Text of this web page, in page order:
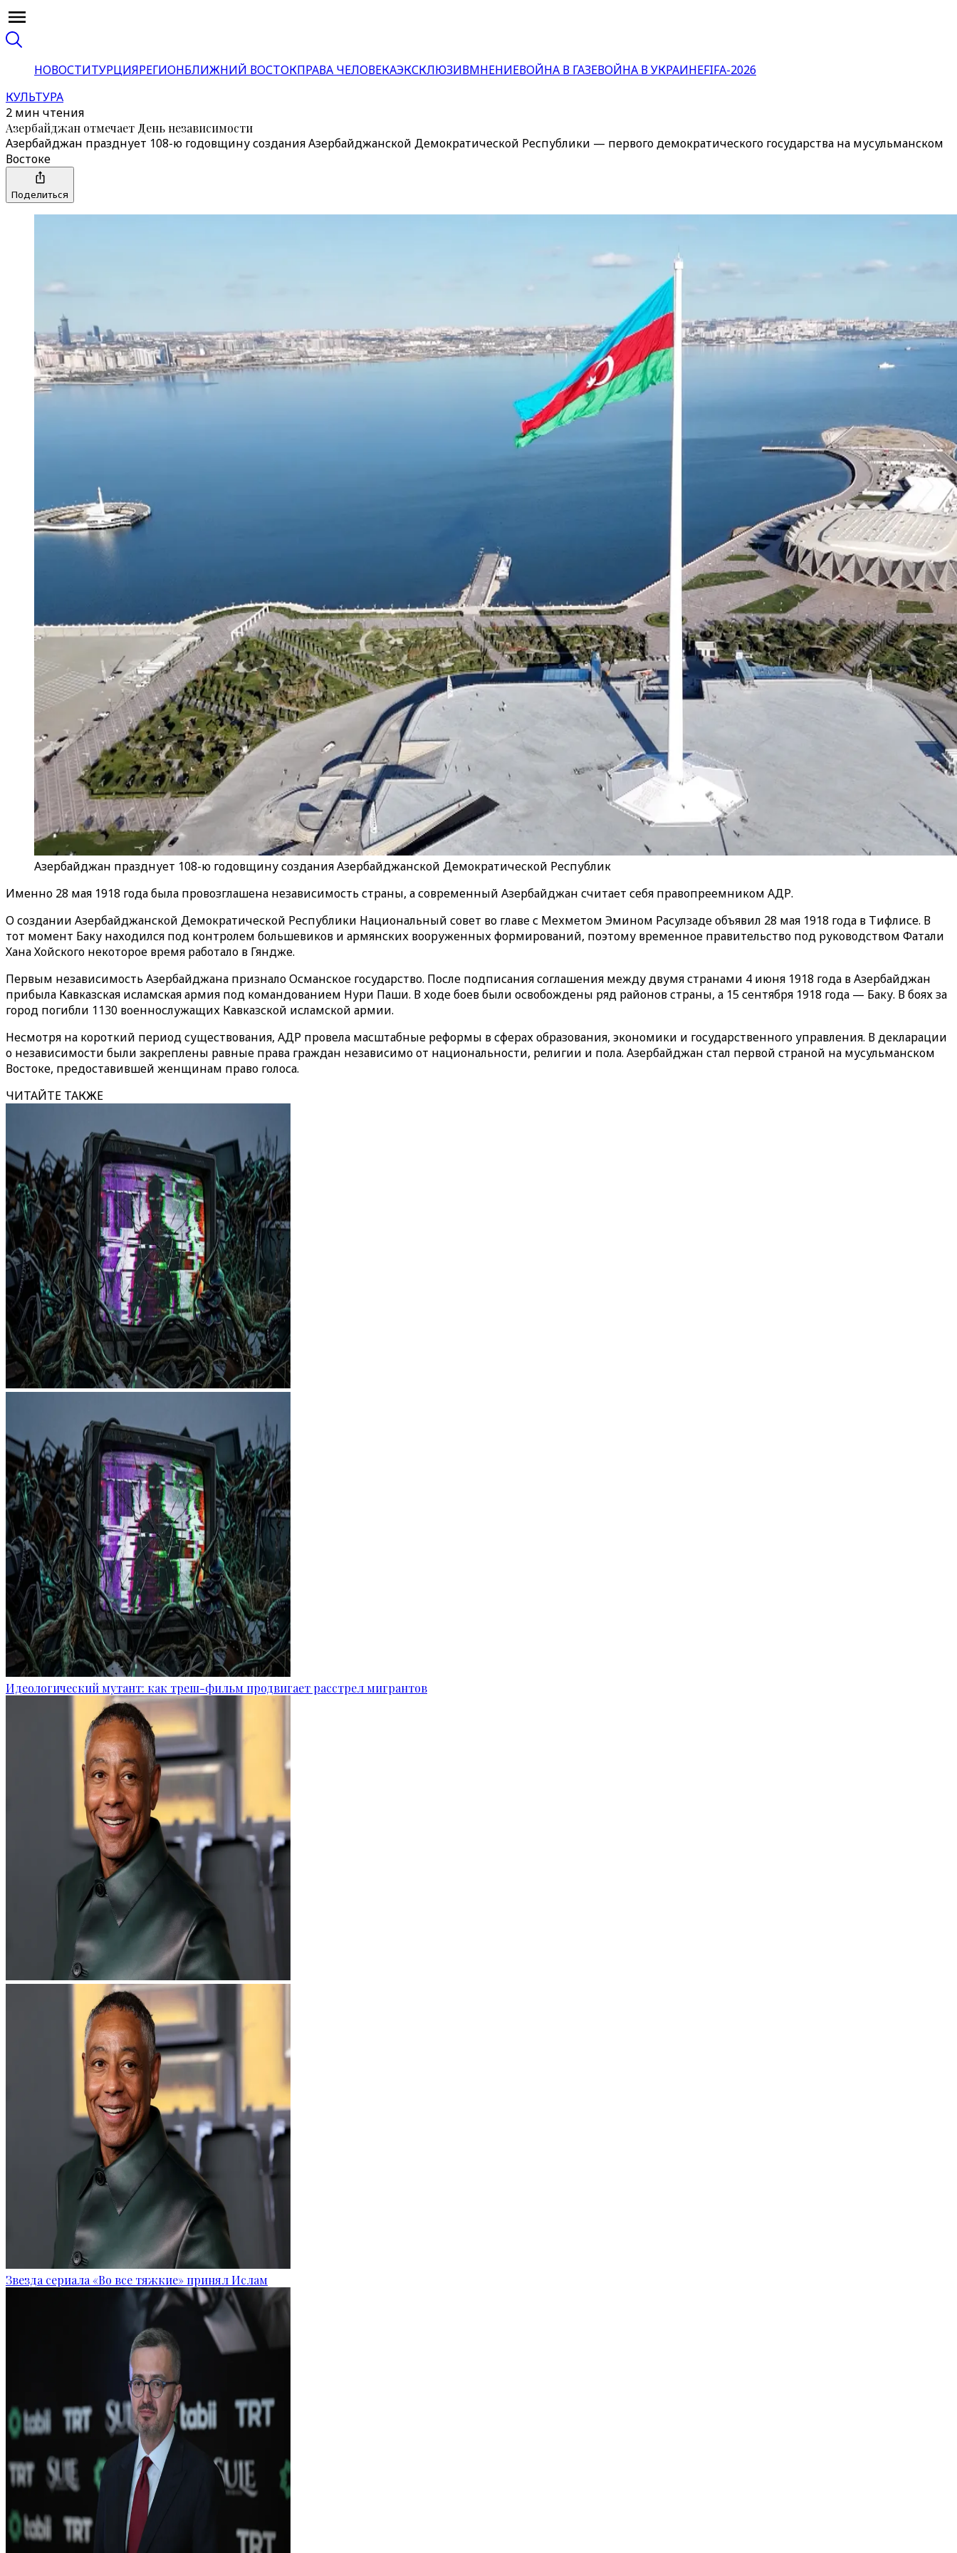
НОВОСТИТУРЦИЯРЕГИОНБЛИЖНИЙ ВОСТОКПРАВА ЧЕЛОВЕКАЭКСКЛЮЗИВМНЕНИЕВОЙНА В ГАЗЕВОЙНА В УКРАИНЕFIFA-2026
КУЛЬТУРА
2 мин чтения
Азербайджан отмечает День независимости
Азербайджан празднует 108-ю годовщину создания Азербайджанской Демократической Республики — первого демократического государства на мусульманском
Востоке
Поделиться
Азербайджан празднует 108-ю годовщину создания Азербайджанской Демократической Республик
Именно 28 мая 1918 года была провозглашена независимость страны, а современный Азербайджан считает себя правопреемником АДР.
О создании Азербайджанской Демократической Республики Национальный совет во главе с Мехметом Эмином Расулзаде объявил 28 мая 1918 года в Тифлисе. В
тот момент Баку находился под контролем большевиков и армянских вооруженных формирований, поэтому временное правительство под руководством Фатали
Хана Хойского некоторое время работало в Гяндже.
Первым независимость Азербайджана признало Османское государство. После подписания соглашения между двумя странами 4 июня 1918 года в Азербайджан
прибыла Кавказская исламская армия под командованием Нури Паши. В ходе боев были освобождены ряд районов страны, а 15 сентября 1918 года — Баку. В боях за
город погибли 1130 военнослужащих Кавказской исламской армии.
Несмотря на короткий период существования, АДР провела масштабные реформы в сферах образования, экономики и государственного управления. В декларации
о независимости были закреплены равные права граждан независимо от национальности, религии и пола. Азербайджан стал первой страной на мусульманском
Востоке, предоставившей женщинам право голоса.
ЧИТАЙТЕ ТАКЖЕ
Идеологический мутант: как треш-фильм продвигает расстрел мигрантов
Звезда сериала «Во все тяжкие» принял Ислам